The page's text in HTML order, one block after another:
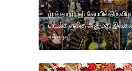
முத்தாரம்மன்
பாடல்களுக்கு அனுமதி
உத்தரவு